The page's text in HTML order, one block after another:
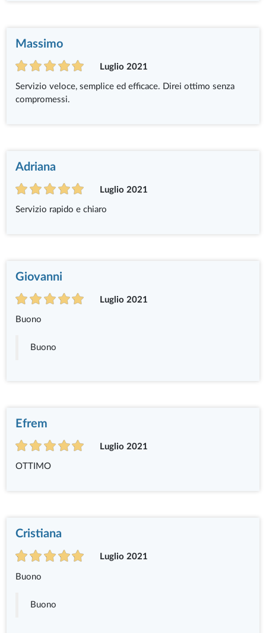
Massimo
Luglio 2021
Servizio veloce, semplice ed efficace. Direi ottimo senza
compromessi.
Adriana
Luglio 2021
Servizio rapido e chiaro
Giovanni
Luglio 2021
Buono
Buono
Efrem
Luglio 2021
OTTIMO
Cristiana
Luglio 2021
Buono
Buono